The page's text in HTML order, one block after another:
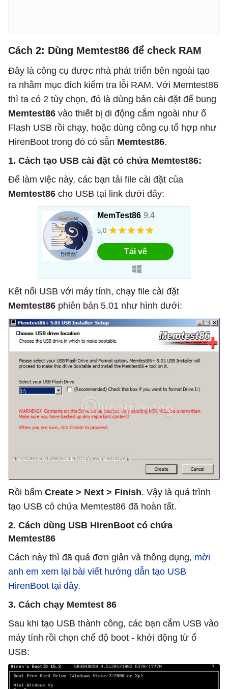
Cách 2: Dùng Memtest86 để check RAM
Đây là công cụ được nhà phát triển bên ngoài tạo
ra nhằm mục đích kiểm tra lỗi RAM. Với Memtest86
thì ta có 2 tùy chọn, đó là dùng bản cài đặt để bung
Memtest86 vào thiết bị di động cắm ngoài như ổ
Flash USB rồi chạy, hoặc dùng công cụ tổ hợp như
HirenBoot trong đó có sẵn Memtest86.
1. Cách tạo USB cài đặt có chứa Memtest86:
Để làm việc này, các bạn tải file cài đặt của
Memtest86 cho USB tại link dưới đây:
Kết nối USB với máy tính, chạy file cài đặt
Memtest86 phiên bản 5.01 như hình dưới:
Rồi bấm Create > Next > Finish. Vậy là quá trình
tạo USB có chứa Memtest86 đã hoàn tất.
2. Cách dùng USB HirenBoot có chứa
Memtest86
Cách này thì đã quá đơn giản và thông dụng, mời
anh em xem lại bài viết hướng dẫn tạo USB
HirenBoot tại đây.
3. Cách chạy Memtest 86
Sau khi tạo USB thành công, các bạn cắm USB vào
máy tính rồi chọn chế độ boot - khởi động từ ổ
USB: